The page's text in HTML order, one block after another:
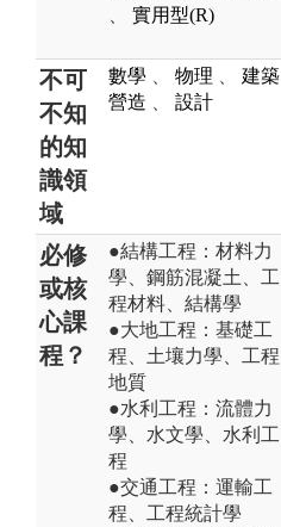
實用型(R)
不可
不知
的知
識領
域
數學 物理
建築
營造
設計
必修
或核
心課
程？
●結構工程：材料力
學、鋼筋混凝土、工
程材料、結構學
●大地工程：基礎工
程、土壤力學、工程
地質
●水利工程：流體力
學、水文學、水利工
程
●交通工程：運輸工
程、工程統計學